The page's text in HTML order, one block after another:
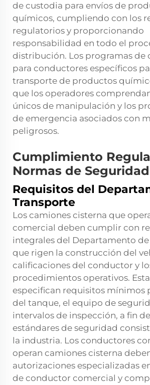
de custodia para envíos de
químicos, cumpliendo con los
regulatorios y proporcionando
responsabilidad en todo el
distribución. Los programas de
para conductores específicos
transporte de productos
que los operadores
únicos de manipulación y los
de emergencia asociados con
peligrosos.
Cumplimiento
Normas de Seguridad
Requisitos del
Transporte
Los camiones cisterna que
comercial deben cumplir con
integrales del Departamento
que rigen la construcción del
calificaciones del conductor y
procedimientos operativos.
especifican requisitos mínimos
del tanque, el equipo de
intervalos de inspección, a fin
estándares de seguridad
la industria. Los conductores
operan camiones cisterna
autorizaciones especializadas
de conductor comercial y